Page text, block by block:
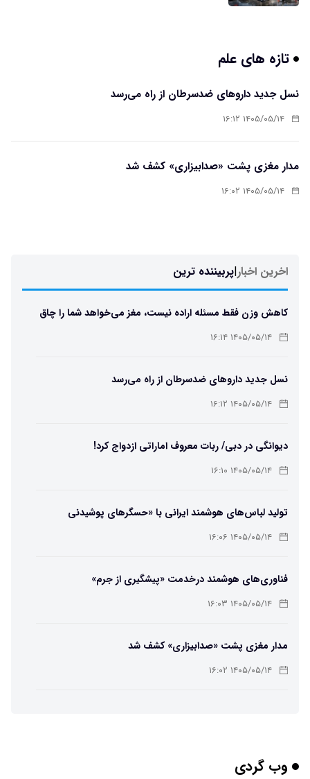
تازه های علم
نسل جدید داروهای ضدسرطان از راه می‌رسد
۱۴۰۵/۰۵/۱۴ ۱۶:۱۲
مدار مغزی پشت «صدابیزاری» کشف شد
۱۴۰۵/۰۵/۱۴ ۱۶:۰۲
اخرین اخبار|پربیننده ترین
کاهش وزن فقط مسئله اراده نیست، مغز می‌خواهد شما را چاق
نگه دارد۱۴۰۵/۰۵/۱۴ ۱۶:۱۴
نسل جدید داروهای ضدسرطان از راه می‌رسد
۱۴۰۵/۰۵/۱۴ ۱۶:۱۲
دیوانگی در دبی/ ربات معروف اماراتی ازدواج کرد!
۱۴۰۵/۰۵/۱۴ ۱۶:۱۰
تولید لباس‌های هوشمند ایرانی با «حسگرهای پوشیدنی
کریگامی»
۱۴۰۵/۰۵/۱۴ ۱۶:۰۶
فناوری‌های هوشمند درخدمت «پیشگیری از جرم»
۱۴۰۵/۰۵/۱۴ ۱۶:۰۳
مدار مغزی پشت «صدابیزاری» کشف شد
۱۴۰۵/۰۵/۱۴ ۱۶:۰۲
وب گردی